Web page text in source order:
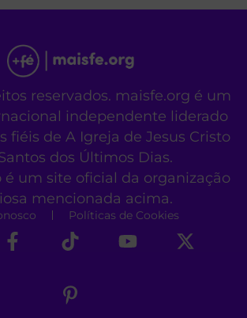
reservados. maisfe.org é um
independente liderado
fiéis de A Igreja de Jesus Cristo
dos Últimos Dias.
é um site oficial da organização
mencionada acima.
Políticas de Cookies